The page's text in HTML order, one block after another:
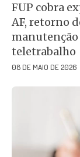
FUP cobra
AF, retorno
manutenção
teletrabalho
08 DE MAIO DE 2026